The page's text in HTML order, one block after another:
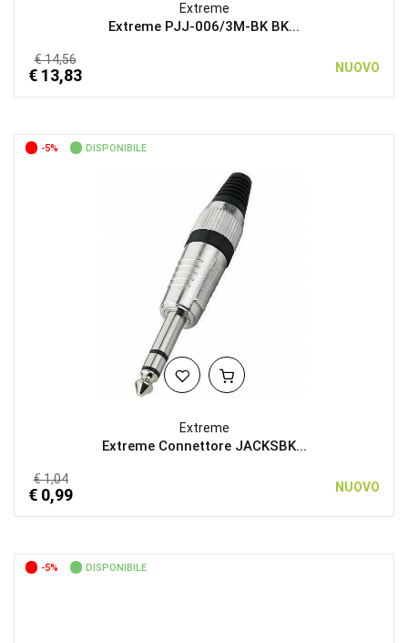
Extreme
Extreme PJJ-006/3M-BK BK...
€ 14,56
€ 13,83 NUOVO
-5% DISPONIBILE
Extreme
Extreme Connettore JACKSBK...
€ 1,04
€ 0,99 NUOVO
-5% DISPONIBILE